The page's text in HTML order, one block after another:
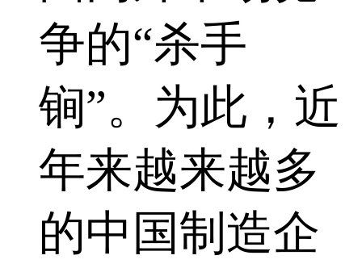
争的“杀手
锏”。为此，近
年来越来越多
的中国制造企